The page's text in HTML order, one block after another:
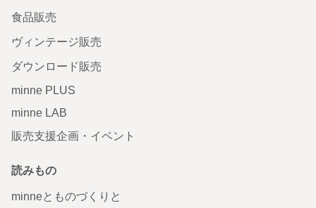
食品販売
ヴィンテージ販売
ダウンロード販売
minne PLUS
minne LAB
販売支援企画・イベント
読みもの
minneとものづくりと